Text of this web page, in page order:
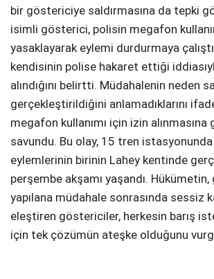
bir göstericiye saldırmasına da tepki
isimli gösterici, polisin megafon
yasaklayarak eylemi durdurmaya
kendisinin polise hakaret ettiği
alındığını belirtti. Müdahalenin neden
gerçekleştirildiğini anlamadıklarını
megafon kullanımı için izin alınmasına
savundu. Bu olay, 15 tren
eylemlerinin birinin Lahey kentinde
perşembe akşamı yaşandı.
yapılana müdahale sonrasında sessiz
eleştiren göstericiler, herkesin barış
için tek çözümün ateşke olduğunu